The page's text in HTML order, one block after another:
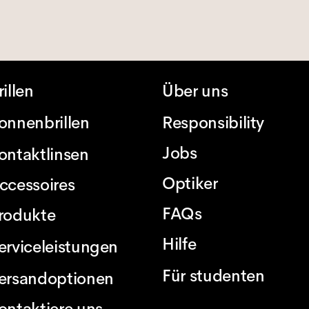
Über uns
Responsibility
Jobs
Optiker
FAQs
Hilfe
Für studenten